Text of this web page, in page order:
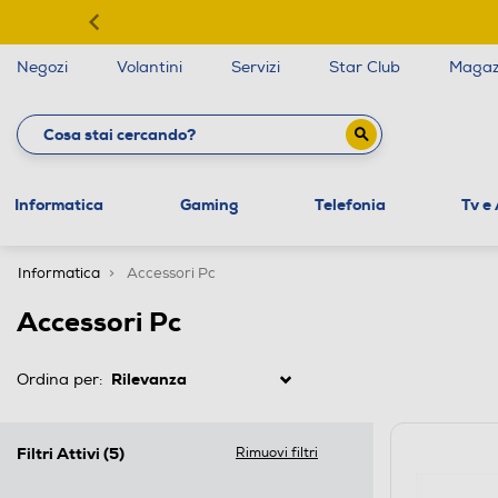
Negozi Volantini Servizi Star Club
Informatica Gaming Telefonia Tv e
Informatica Accessori Pc
Accessori Pc
Ordina per:
Filtri Attivi (5) Rimuovi filtri